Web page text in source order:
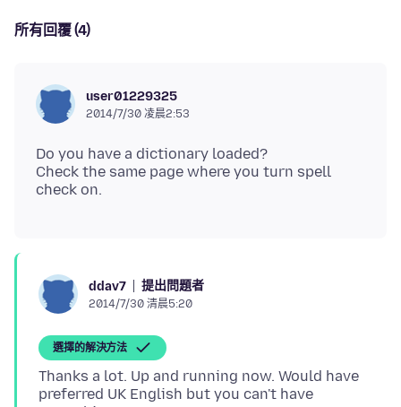
所有回覆 (4)
user01229325
2014/7/30 凌晨2:53
Do you have a dictionary loaded?
Check the same page where you turn spell
ddav7 提出問題者
2014/7/30 清晨5:20
選擇的解決方法
Thanks a lot. Up and running now. Would have
preferred UK English but you can't have